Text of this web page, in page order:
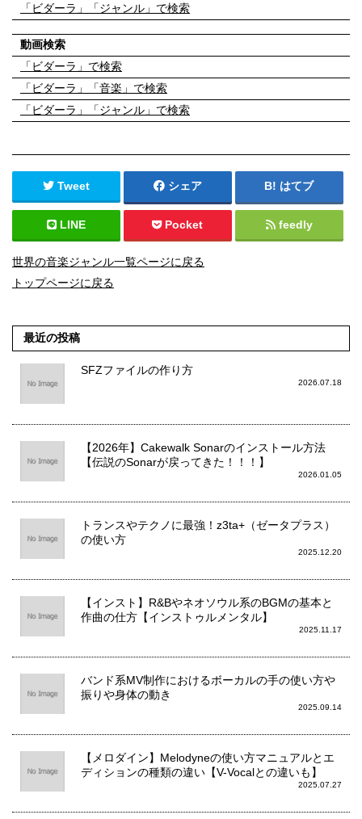
「ビダーラ」「ジャンル」で検索
動画検索
「ビダーラ」で検索
「ビダーラ」「音楽」で検索
「ビダーラ」「ジャンル」で検索
Tweet シェア はてブ
LINE Pocket feedly
世界の音楽ジャンル一覧ページに戻る
トップページに戻る
最近の投稿
SFZファイルの作り方
2026.07.18
【2026年】Cakewalk Sonarのインストール方法
【伝説のSonarが戻ってきた！！！】
2026.01.05
トランスやテクノに最強！z3ta+（ゼータプラス）
の使い方
2025.12.20
【インスト】R&Bやネオソウル系のBGMの基本と
作曲の仕方【インストゥルメンタル】
2025.11.17
バンド系MV制作におけるボーカルの手の使い方や
振りや身体の動き
2025.09.14
【メロダイン】Melodyneの使い方マニュアルとエ
ディションの種類の違い【V-Vocalとの違いも】
2025.07.27